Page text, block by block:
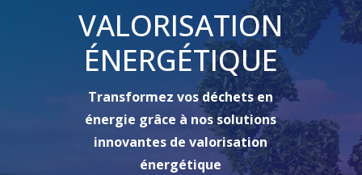
VALORISATION
ÉNERGÉTIQUE
Transformez vos déchets en
énergie grâce à nos solutions
innovantes de valorisation
énergétique